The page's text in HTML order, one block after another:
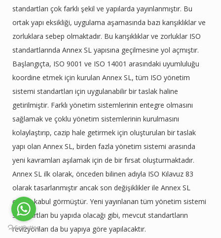
standartları çok farklı şekil ve yapılarda yayınlanmıştır. Bu
ortak yapı eksikliği, uygulama aşamasında bazı karışıklıklar ve
zorluklara sebep olmaktadır. Bu karışıklıklar ve zorluklar ISO
standartlarında Annex SL yapısına geçilmesine yol açmıştır.
Başlangıçta, ISO 9001 ve ISO 14001 arasındaki uyumluluğu
koordine etmek için kurulan Annex SL, tüm ISO yönetim
sistemi standartları için uygulanabilir bir taslak haline
getirilmiştir. Farklı yönetim sistemlerinin entegre olmasını
sağlamak ve çoklu yönetim sistemlerinin kurulmasını
kolaylaştırıp, cazip hale getirmek için oluşturulan bir taslak
yapı olan Annex SL, birden fazla yönetim sistemi arasında
yeni kavramları aşılamak için de bir fırsat oluşturmaktadır.
Annex SL ilk olarak, önceden bilinen adıyla ISO Kılavuz 83
olarak tasarlanmıştır ancak son değişiklikler ile Annex SL
olarak kabul görmüştür. Yeni yayınlanan tüm yönetim sistemi
standartları bu yapıda olacağı gibi, mevcut standartların
revizyonları da bu yapıya göre yapılacaktır.